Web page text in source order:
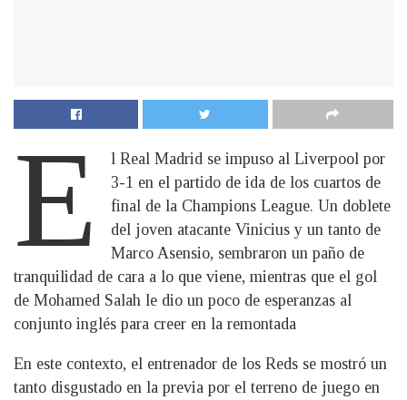
E
l Real Madrid se impuso al Liverpool por
3-1 en el partido de ida de los cuartos de
final de la Champions League. Un doblete
del joven atacante Vinicius y un tanto de
Marco Asensio, sembraron un paño de
tranquilidad de cara a lo que viene, mientras que el gol
de Mohamed Salah le dio un poco de esperanzas al
conjunto inglés para creer en la remontada
En este contexto, el entrenador de los Reds se mostró un
tanto disgustado en la previa por el terreno de juego en